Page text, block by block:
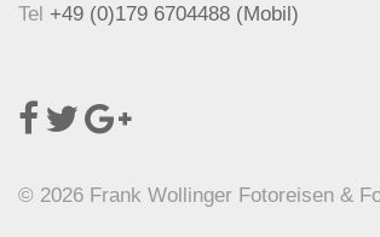
Tel +49 (0)179 6704488 (Mobil)
© 2026 Frank Wollinger Fotoreisen &